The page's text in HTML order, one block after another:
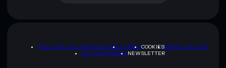
POLÍTICA DE PRIVACIDADETERMSCOOKIESMAPA DO SITE
KIT DA MARCA NEWSLETTER